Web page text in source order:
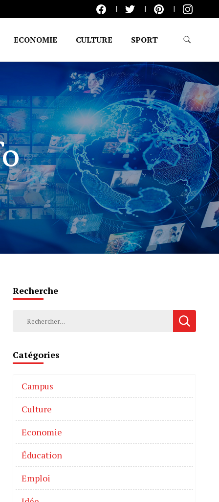
ECONOMIE CULTURE SPORT
Recherche
Catégories
Campus
Culture
Economie
Éducation
Emploi